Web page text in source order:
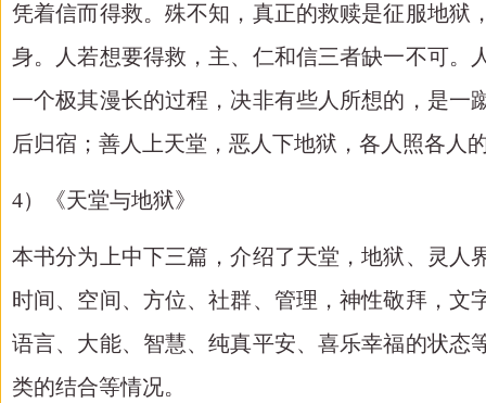
凭着信而得救。殊不知，真正的救赎是征服地狱
身。人若想要得救，主、仁和信三者缺一不可。
一个极其漫长的过程，决非有些人所想的，是
后归宿；善人上天堂，恶人下地狱，各人照各人
4）《天堂与地狱》
本书分为上中下三篇，介绍了天堂，地狱、灵人
时间、空间、方位、社群、管理，神性敬拜，
语言、大能、智慧、纯真平安、喜乐幸福的状态
类的结合等情况。